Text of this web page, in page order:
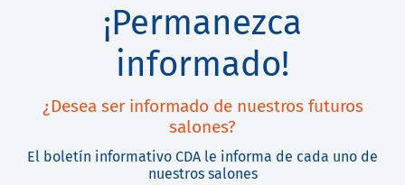
¡Permanezca
informado!
¿Desea ser informado de nuestros futuros
salones?
El boletín informativo CDA le informa de cada uno de
nuestros salones